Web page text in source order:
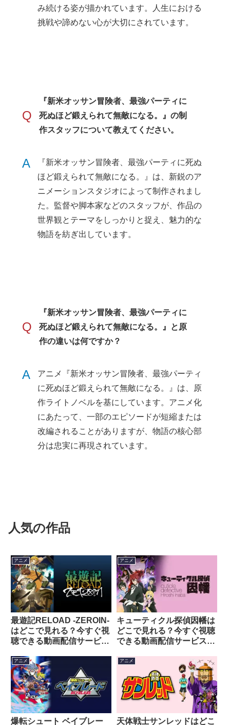
み続ける姿が描かれています。人生における
挑戦や諦めない心が大切にされています。
Q
『新米オッサン冒険者、最強パーティに
死ぬほど鍛えられて無敵になる。』の制
作スタッフについて教えてください。
A
『新米オッサン冒険者、最強パーティに死ぬ
ほど鍛えられて無敵になる。』は、新鋭のア
ニメーションスタジオによって制作されまし
た。監督や脚本家などのスタッフが、作品の
世界観とテーマをしっかりと捉え、魅力的な
物語を紡ぎ出しています。
Q
『新米オッサン冒険者、最強パーティに
死ぬほど鍛えられて無敵になる。』と原
作の違いは何ですか？
A
アニメ『新米オッサン冒険者、最強パーティ
に死ぬほど鍛えられて無敵になる。』は、原
作ライトノベルを基にしています。アニメ化
にあたって、一部のエピソードが短縮または
改編されることがありますが、物語の核心部
分は忠実に再現されています。
人気の作品
アニメ
最遊記RELOAD -ZEROIN-
はどこで見れる？今すぐ視
聴できる動画配信サービス
アニメ
キューティクル探偵因幡は
どこで見れる？今すぐ視聴
できる動画配信サービスを
アニメ
爆転シュート ベイブレー
アニメ
天体戦士サンレッドはどこ